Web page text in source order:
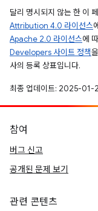
달리 명시되지 않는 한 이
Attribution 4.0 라이선스
Apache 2.0 라이선스에
Developers 사이트 정책
사의 등록 상표입니다.
최종 업데이트: 2025-01-
참여
버그 신고
공개된 문제 보기
관련 콘텐츠